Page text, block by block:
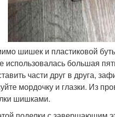
шишек и пластиковой
использовалась большая
части друг в друга,
мордочку и глазки. Из
шишками.